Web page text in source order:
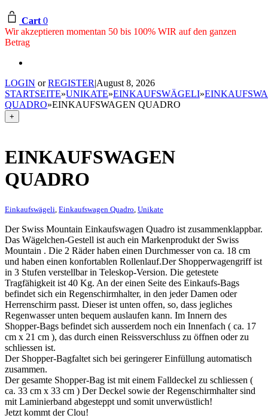
Cart 0
Wir akzeptieren momentan 50 bis 100% WIR auf den ganzen
Betrag
LOGIN orREGISTER|August 8, 2026
STARTSEITE»UNIKATE»EINKAUFSWÄGELI»
QUADRO»EINKAUFSWAGEN QUADRO
+
EINKAUFSWAGEN
QUADRO
Einkaufswägeli Einkaufswagen Quadro Unikate
Der Swiss Mountain Einkaufswagen Quadro ist zusammenklappbar.
Das Wägelchen-Gestell ist auch ein Markenprodukt der Swiss
Mountain . Die 2 Räder haben einen Durchmesser von ca. 18 cm
und haben einen konfortablen Rollenlauf.Der Shopperwagengriff ist
in 3 Stufen verstellbar in Teleskop-Version. Die getestete
Tragfähigkeit ist 40 Kg. An der einen Seite des Einkaufs-Bags
befindet sich ein Regenschirmhalter, in den jeder Damen oder
Herrenschirm passt. Dieser ist unten offen, so, dass jegliches
Regenwasser unten bequem auslaufen kann. Im Innern des
Shopper-Bags befindet sich ausserdem noch ein Innenfach ( ca. 17
cm x 21 cm ), das durch einen Reissverschluss zu öffnen oder zu
schliessen ist.
Der Shopper-Bagfaltet sich bei geringerer Einfüllung automatisch
zusammen.
Der gesamte Shopper-Bag ist mit einem Falldeckel zu schliessen (
ca. 33 cm x 33 cm ) Der Deckel sowie der Regenschirmhalter sind
mit Laminierband abgesteppt und somit unverwüstlich!
Jetzt kommt der Clou!